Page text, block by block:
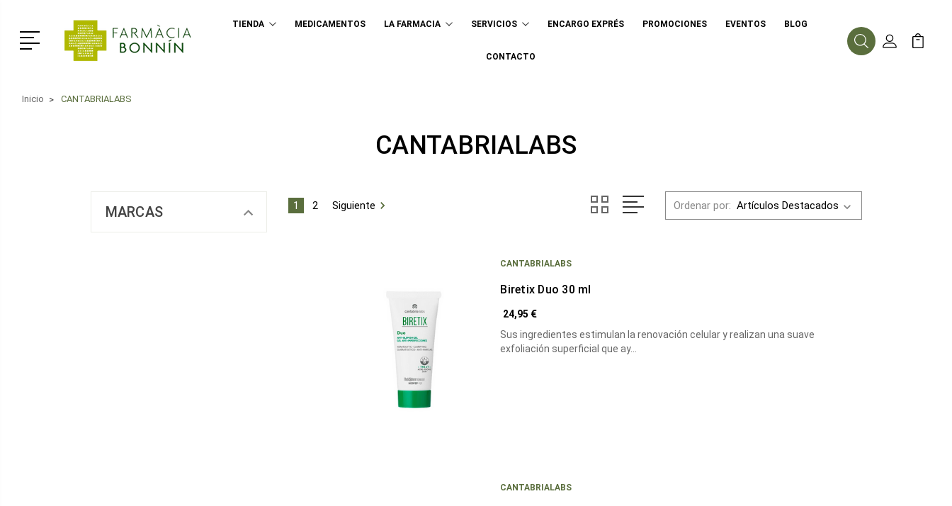
Menú
TIENDA MEDICAMENTOS LA FARMACIA SERVICIOS ENCARGO EXPRÉS PROMOCIONES EVENTOS BLOG
CONTACTO
BuscarMi Cuenta
Mi
Inicio CANTABRIALABS
CANTABRIALABS
MARCAS 1 2 Siguiente Ordenar por:
CANTABRIALABS
Biretix Duo 30 ml
24,95 €
Sus ingredientes estimulan la renovación celular y realizan una suave
exfoliación superficial que ay…
CANTABRIALABS